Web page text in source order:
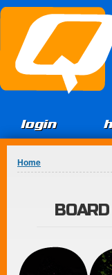
Jump to Content
login
You are here
Home